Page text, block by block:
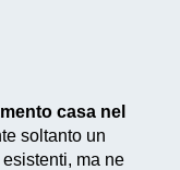
casa nel
soltanto un
ma ne